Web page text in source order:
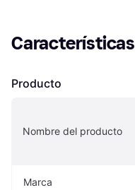
Características
Producto
Nombre del producto
Marca